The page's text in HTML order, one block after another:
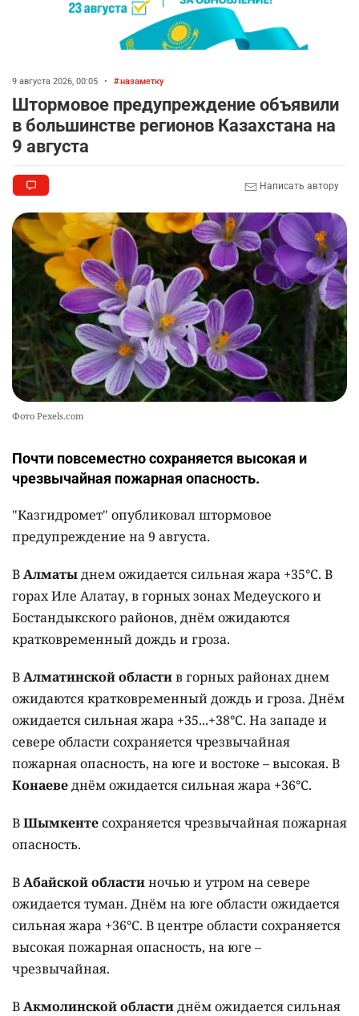
9 августа 2026, 00:05 • назаметку
Штормовое предупреждение объявили
в большинстве регионов Казахстана на
9 августа
Написать автору
Фото Pexels.com
Почти повсеместно сохраняется высокая и
чрезвычайная пожарная опасность.
"Казгидромет" опубликовал штормовое
предупреждение на 9 августа.
ВАлматыднем ожидается сильная жара +35°C. В
горах Иле Алатау, в горных зонах Медеуского и
Бостандыкского районов, днём ожидаются
кратковременный дождь и гроза.
ВАлматинской областив горных районах днем
ожидаются кратковременный дождь и гроза. Днём
ожидается сильная жара +35...+38°C. На западе и
севере области сохраняется чрезвычайная
пожарная опасность, на юге и востоке – высокая. В
Конаеведнём ожидается сильная жара +36°C.
ВШымкентесохраняется чрезвычайная пожарная
опасность.
ВАбайской областиночью и утром на севере
ожидается туман. Днём на юге области ожидается
сильная жара +36°C. В центре области сохраняется
высокая пожарная опасность, на юге –
чрезвычайная.
ВАкмолинской областиднём ожидается сильная